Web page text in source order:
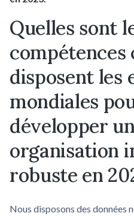
Quelles sont
compétences
disposent les
mondiales
développer
organisation
robuste en
Nous disposons des données